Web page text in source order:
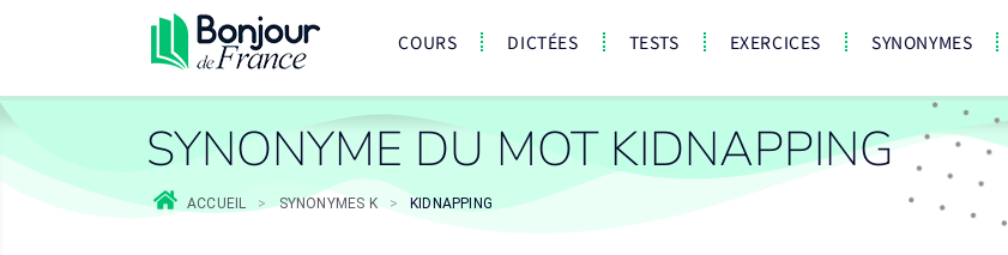
COURS DICTÉES TESTS EXERCICES SYNONYMES
SYNONYME DU MOT KIDNAPPING
ACCUEIL > SYNONYMES K > KIDNAPPING